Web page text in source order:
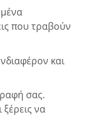
που τραβούν
και
σας.
να